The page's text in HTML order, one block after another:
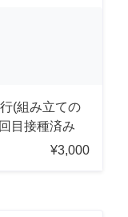
(組み立ての
目接種済み
¥3,000